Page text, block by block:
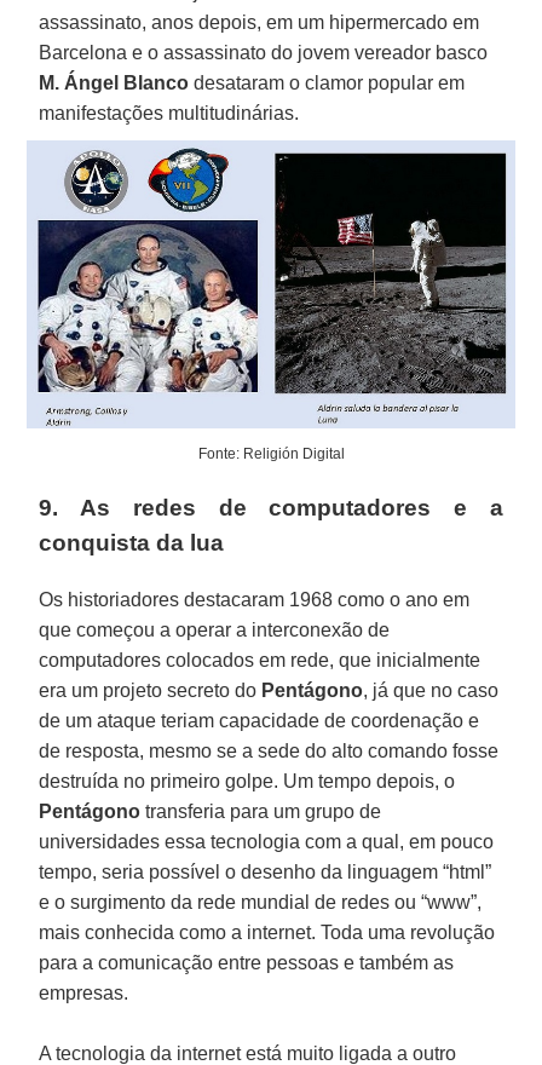
assassinato, anos depois, em um hipermercado em
Barcelona e o assassinato do jovem vereador basco
M. Ángel Blanco desataram o clamor popular em
manifestações multitudinárias.
Fonte: Religión Digital
9. As redes de computadores e a
conquista da lua
Os historiadores destacaram 1968 como o ano em
que começou a operar a interconexão de
computadores colocados em rede, que inicialmente
era um projeto secreto do Pentágono, já que no caso
de um ataque teriam capacidade de coordenação e
de resposta, mesmo se a sede do alto comando fosse
destruída no primeiro golpe. Um tempo depois, o
Pentágono transferia para um grupo de
universidades essa tecnologia com a qual, em pouco
tempo, seria possível o desenho da linguagem “html”
e o surgimento da rede mundial de redes ou “www”,
mais conhecida como a internet. Toda uma revolução
para a comunicação entre pessoas e também as
empresas.
A tecnologia da internet está muito ligada a outro